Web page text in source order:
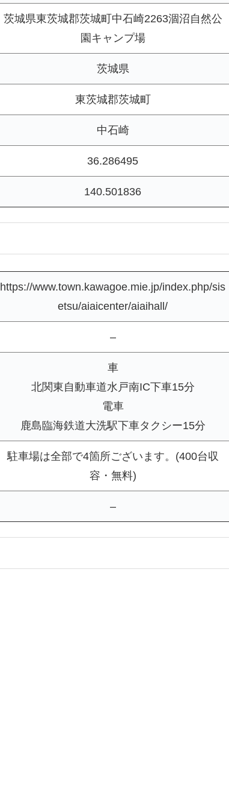
茨城県東茨城郡茨城町中石崎2263涸沼自然公
園キャンプ場
茨城県
東茨城郡茨城町
中石崎
36.286495
140.501836
https://www.town.kawagoe.mie.jp/index.php/sis
etsu/aiaicenter/aiaihall/
–
車
北関東自動車道水戸南IC下車15分
電車
鹿島臨海鉄道大洗駅下車タクシー15分
駐車場は全部で4箇所ございます。(400台収
容・無料)
–